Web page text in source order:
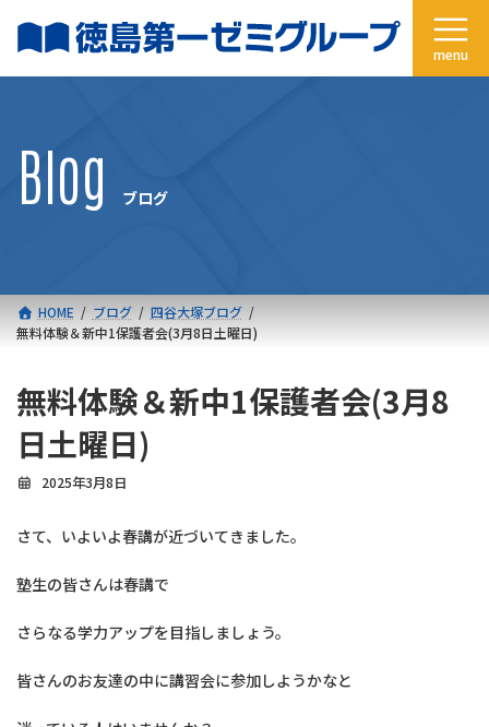
ン
ー
Blog ブログ
HOME ブログ
四谷大塚ブログ
無料体験＆新中1保護者会(3月8日土曜日)
無料体験＆新中1保護者会(3月8
日土曜日)
2025年3月8日
さて、いよいよ春講が近づいてきました。
塾生の皆さんは春講で
さらなる学力アップを目指しましょう。
皆さんのお友達の中に講習会に参加しようかなと